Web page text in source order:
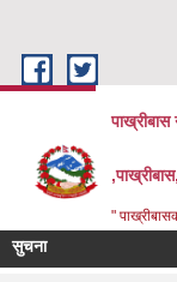
पाख्रीबास
"
सुचना